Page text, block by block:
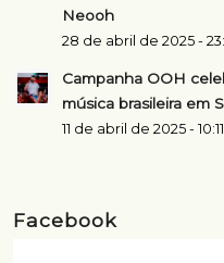
Neooh
28 de abril de 2025 -
Campanha OOH
música brasileira em
11 de abril de 2025 - 10:11
Facebook